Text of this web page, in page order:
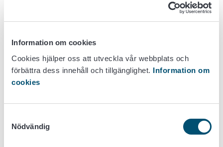
Information om cookies
Cookies hjälper oss att utveckla vår webbplats och
förbättra dess innehåll och tillgänglighet. Information om
cookies
Nödvändig
spridning, kan landsbygdsnäringsmyndigheten ge en
tillfällig bekämpningsplan för området. För svårt
bekämpningsplan (rekommendationen är 5 växtperioder),
om vilken landsbygdsnäringsmyndigheten kan fatta ett
beslut som förpliktar odlaren. Vid behov kan de
bekämpningsåtgärder som föreskrivits i
tvångsutförande.
NTM-centralerna övervakar flyghavren i huvudsak i
samband med den övriga övervakningen av åkerstöden.